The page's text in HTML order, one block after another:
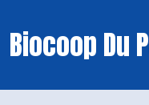
Biocoop Du